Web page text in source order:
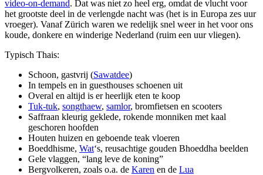
video-on-demand. Dat was niet zo heel erg, omdat de vlucht voor
het grootste deel in de verlengde nacht was (het is in Europa zes uur
vroeger). Vanaf Zürich waren we redelijk snel weer in het voor ons
koude, donkere en winderige Nederland (ruim een uur vliegen).
Typisch Thais:
Schoon, gastvrij (Sawatdee)
In tempels en in guesthouses schoenen uit
Overal en altijd is er heerlijk eten te koop
Tuk-tuk, songthaew, samlor, bromfietsen en scooters
Saffraan kleurig geklede, rokende monniken met kaal
geschoren hoofden
Houten huizen en geboende teak vloeren
Boeddhisme, Wat‘s, reusachtige gouden Bhoeddha beelden
Gele vlaggen, “lang leve de koning”
Bergvolkeren, zoals o.a. de Karen en de Lua